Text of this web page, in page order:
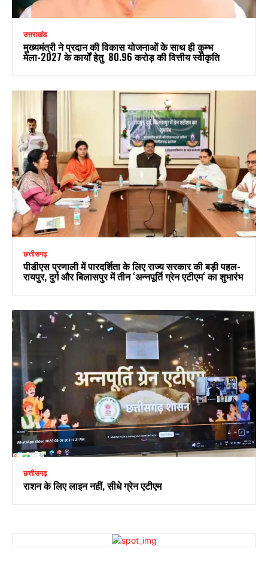
उत्तराखंड
मुख्यमंत्री ने प्रदान की विकास योजनाओं के साथ ही कुम्भ
मेला-2027 के कार्यों हेतु ₹ 80.96 करोड़ की वित्तीय स्वीकृति
छत्तीसगढ़
पीडीएस प्रणाली में पारदर्शिता के लिए राज्य सरकार की बड़ी पहल-
रायपुर, दुर्ग और बिलासपुर में तीन ‘अन्नपूर्ति ग्रेन एटीएम‘ का शुभारंभ
छत्तीसगढ़
राशन के लिए लाइन नहीं, सीधे ग्रेन एटीएम